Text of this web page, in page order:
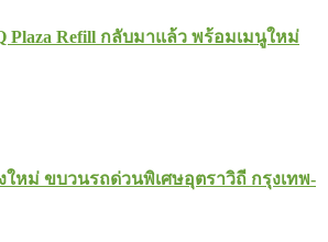
Plaza Refill กลับมาแล้ว พร้อมเมนูใหม่
ใหม่ ขบวนรถด่วนพิเศษอุตราวิถี กรุงเทพ-